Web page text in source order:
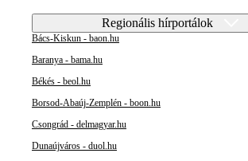
Regionális hírportálok
Bács-Kiskun - baon.hu
Baranya - bama.hu
Békés - beol.hu
Borsod-Abaúj-Zemplén - boon.hu
Csongrád - delmagyar.hu
Dunaújváros - duol.hu